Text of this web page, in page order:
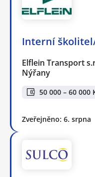
Interní
Elflein Transport
Nýřany
50 000 – 60 000
Zveřejněno: 6. srpna